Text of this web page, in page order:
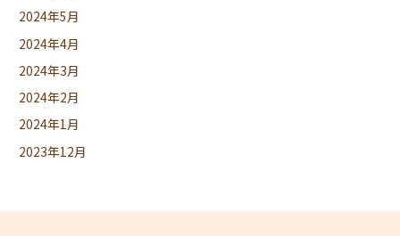
2024年5月
2024年4月
2024年3月
2024年2月
2024年1月
2023年12月